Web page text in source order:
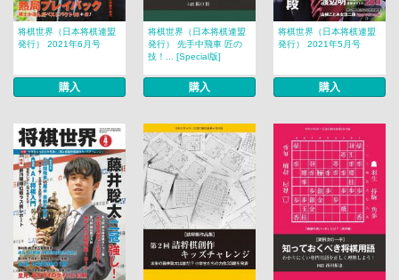
将棋世界（日本将棋連盟
発行） 2021年6月号
購入
将棋世界（日本将棋連盟
発行） 先手中飛車 匠の
技！... [Special版]
購入
将棋世界（日本将棋連盟
発行） 2021年5月号
購入